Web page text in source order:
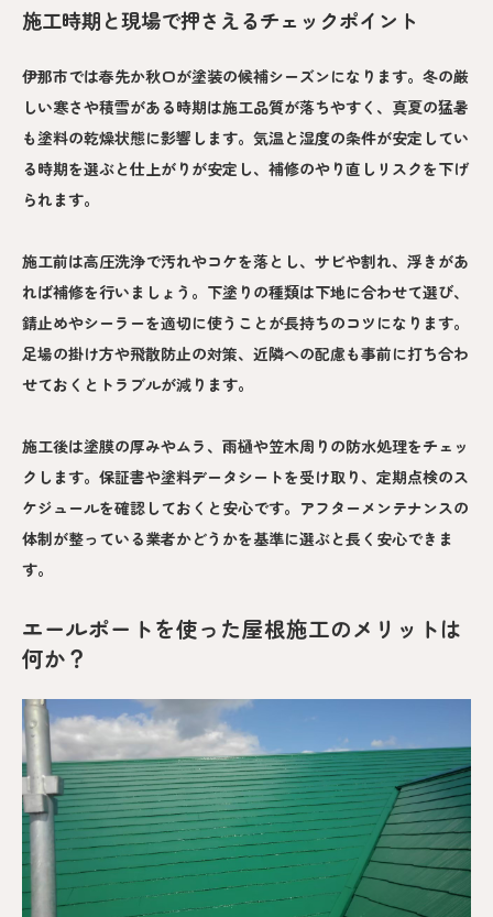
施工時期と現場で押さえるチェックポイント
伊那市では春先か秋口が塗装の候補シーズンになります。冬の厳
しい寒さや積雪がある時期は施工品質が落ちやすく、真夏の猛暑
も塗料の乾燥状態に影響します。気温と湿度の条件が安定してい
る時期を選ぶと仕上がりが安定し、補修のやり直しリスクを下げ
られます。
施工前は高圧洗浄で汚れやコケを落とし、サビや割れ、浮きがあ
れば補修を行いましょう。下塗りの種類は下地に合わせて選び、
錆止めやシーラーを適切に使うことが長持ちのコツになります。
足場の掛け方や飛散防止の対策、近隣への配慮も事前に打ち合わ
せておくとトラブルが減ります。
施工後は塗膜の厚みやムラ、雨樋や笠木周りの防水処理をチェッ
クします。保証書や塗料データシートを受け取り、定期点検のス
ケジュールを確認しておくと安心です。アフターメンテナンスの
体制が整っている業者かどうかを基準に選ぶと長く安心できま
す。
エールポートを使った屋根施工のメリットは
何か？